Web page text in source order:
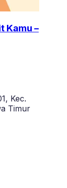
Kamu –
Kec.
Timur